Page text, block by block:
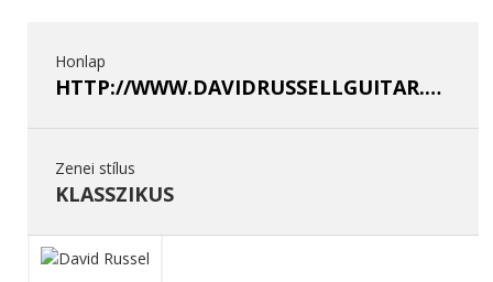
Honlap
HTTP://WWW.DAVIDRUSSELLGUITAR.COM/
Zenei stílus
KLASSZIKUS